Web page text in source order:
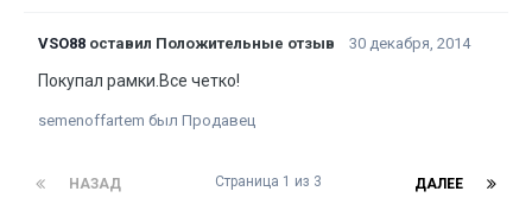
VSO88 оставил Положительные отзыв 30 декабря, 2014
Покупал рамки.Все четко!
semenoffartem был Продавец
НАЗАД ДАЛЕЕ
Страница 1 из 3